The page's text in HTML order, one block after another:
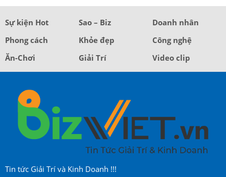
Sự kiện Hot Sao – Biz
Doanh nhân
Phong cách
Khỏe đẹp
Công nghệ
Ăn-Chơi
Giải Trí Video clip
Tin tức Giải Trí và Kinh Doanh !!!